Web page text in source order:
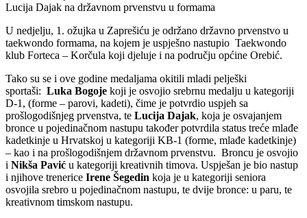
Lucija Dajak na državnom prvenstvu u formama
U nedjelju, 1. ožujka u Zaprešiću je održano državno prvenstvo u
taekwondo formama, na kojem je uspješno nastupio Taekwondo
klub Forteca – Korčula koji djeluje i na području općine Orebić.
Tako su se i ove godine medaljama okitili mladi pelješki
sportaši: Luka Bogoje koji je osvojio srebrnu medalju u kategoriji
D-1, (forme – parovi, kadeti), čime je potvrdio uspjeh sa
prošlogodišnjeg prvenstva, te Lucija Dajak, koja je osvajanjem
bronce u pojedinačnom nastupu također potvrdila status treće mlađe
kadetkinje u Hrvatskoj u kategoriji KB-1 (forme, mlađe kadetkinje)
– kao i na prošlogodišnjem državnom prvenstvu. Broncu je osvojio
i Nikša Pavić u kategoriji kreativnih timova. Uspješan je bio nastup
i njihove trenerice Irene Šegedin koja je u kategoriji seniora
osvojila srebro u pojedinačnom nastupu, te dvije bronce: u paru, te
kreativnom timskom nastupu.